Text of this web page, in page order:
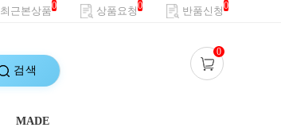
최근본상품0 상품요청0 반품신청0
검색
0
MADE